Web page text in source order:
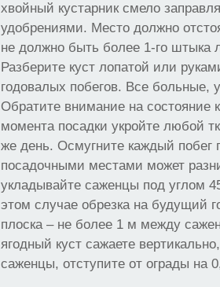
хвойный кустарник смело
удобрениями. Место должно
не должно быть более 1-го штыка
Разберите куст лопатой или
годовалых побегов. Все
Обратите внимание на состояние
момента посадки укройте любой
же день. Осмугните каждый побег
посадочными местами может
укладывайте саженцы под углом
этом случае обрезка на будущий
плоска – не более 1 м между
ягодный куст сажаете
саженцы, отступите от ограды на